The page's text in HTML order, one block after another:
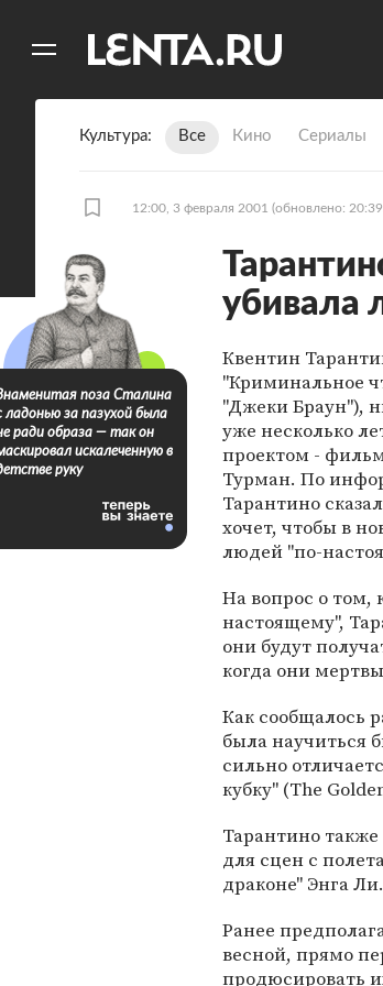
Культура Все Кино Сериалы
12:00, 3 февраля 2001 (обновлено:
убивала
Квентин
"Криминальное
"Джеки Браун"),
уже несколько
проектом -
Турман. По
Тарантино
хочет, чтобы в
людей "по-
На вопрос о том,
настоящему",
они будут
когда они
Как сообщалось
была научиться
сильно
кубку" (The
Тарантино
для сцен с
драконе" Энга Ли.
Ранее
весной, прямо
продюсировать
поза Сталина
ладонью за пазухой была
ради образа — так он
искалеченную в
руку